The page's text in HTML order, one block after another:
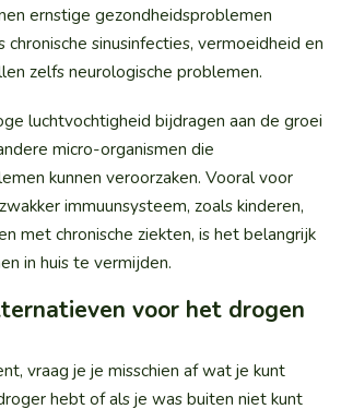
ernstige gezondheidsproblemen
chronische sinusinfecties, vermoeidheid en
zelfs neurologische problemen.
luchtvochtigheid bijdragen aan de groei
micro-organismen die
kunnen veroorzaken. Vooral voor
immuunsysteem, zoals kinderen,
met chronische ziekten, is het belangrijk
in huis te vermijden.
voor het drogen
vraag je je misschien af wat je kunt
hebt of als je was buiten niet kunt